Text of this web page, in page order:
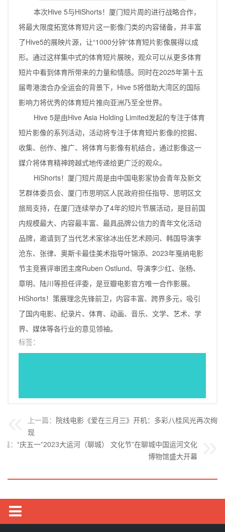
本次Hive 5与HiShorts！厦门短片周的进行战略合作，
将最大限度拓宽体育短片这一影像门类的内容储备，并丰富
了Hive5的展映片源，让“1000分钟”体育短片影像展得以成
形。通过这样集中式的体育短片展映，观众可以从更多体育
短片中看到体育所带来的力量和情感。同时在2025年第十五
届粤港澳合办全运会的背景下，Hive 5将借助大湾区的国际
影响力将优秀的体育短片推向亚洲乃至全世界。
Hive 5是由Hive Asia Holding Limited发起的专注于体育
短片影像的系列活动，活动将专注于体育短片影像的挖掘、
收集、创作、推广、将体育与影像有机结合，通过影像这一
媒介将体育精神跨越式地传递给更广泛的观众。
HiShorts！厦门短片周是由中国电影家协会青年及新文
艺群体委员会、厦门市思明区人民政府担任指导、思明区文
旅局支持，在厦门连续举办了4年的短片节展活动，是目前国
内规模最大、内容最丰富、最具品牌公信力的青年文化活动
品牌，邀请到了当代艺术家徐冰出任艺术顾问、韩国导演李
沧东、张律、奥斯卡最佳美术指导叶锦添、2023年戛纳电影
节主竞赛评审团主席Ruben Ostlund、导演李少红、张杨、
章明、陆川等担任评委，是豆瓣电影官方唯一合作影展。
HiShorts！策展理念先锋前卫，内容丰富、跨界多元，吸引
了国内电影、纪录片、体育、动画、音乐、文学、艺术、学
界、媒体等各行业的意见领袖。
标签：
上一篇： 院线电影《爱在三月三》开机：多彩八桂风光再次绚
现
： “庆五一”2023大运河（聊城） 文化节”在聊城中国运河文化
博物馆盛大开幕